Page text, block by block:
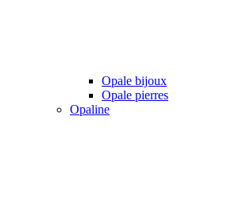
Opale bijoux
Opale pierres
Opaline